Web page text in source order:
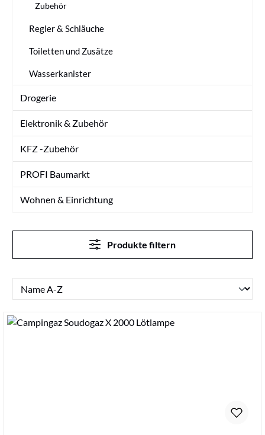
Zubehör
Regler & Schläuche
Toiletten und Zusätze
Wasserkanister
Drogerie
Elektronik & Zubehör
KFZ -Zubehör
PROFI Baumarkt
Wohnen & Einrichtung
Produkte filtern